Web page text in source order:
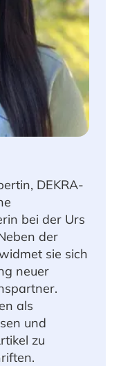
DEKRA-
bei der Urs
der
sie sich
neuer
als
und
zu